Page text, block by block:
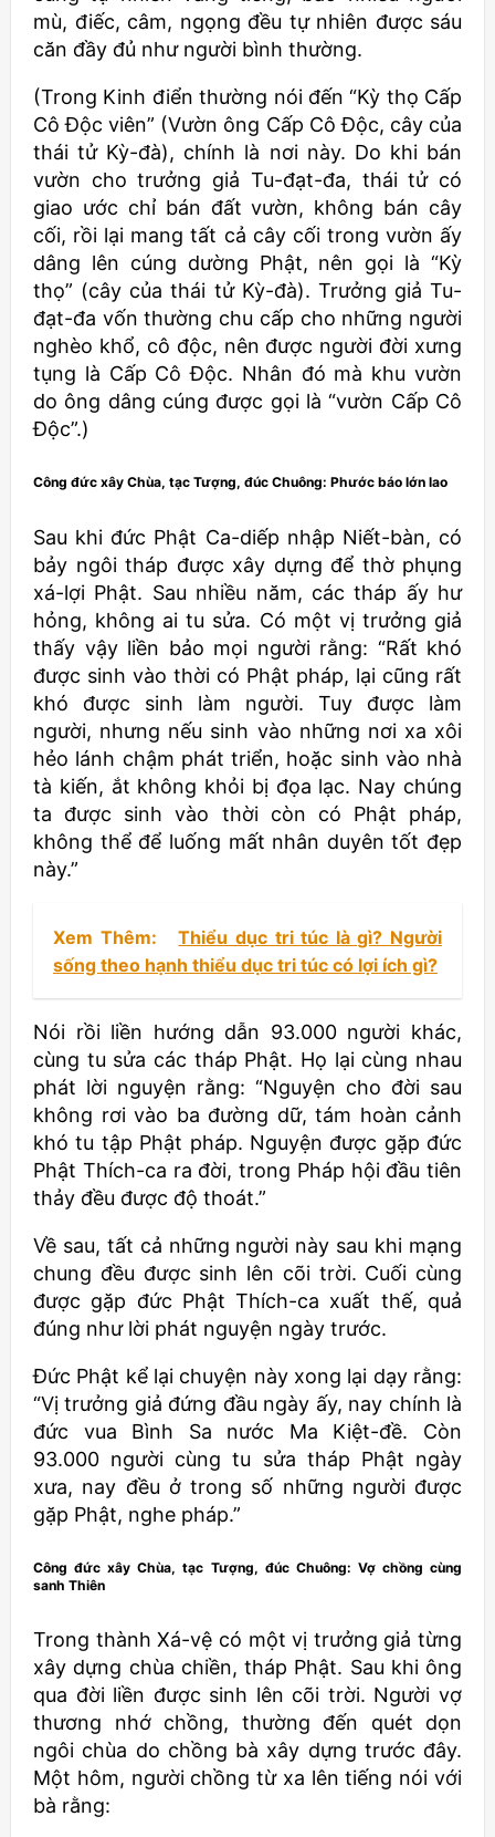
mù, điếc, câm, ngọng đều tự nhiên được sáu
căn đầy đủ như người bình thường.
(Trong Kinh điển thường nói đến “Kỳ thọ Cấp
Cô Độc viên” (Vườn ông Cấp Cô Độc, cây của
thái tử Kỳ-đà), chính là nơi này. Do khi bán
vườn cho trưởng giả Tu-đạt-đa, thái tử có
giao ước chỉ bán đất vườn, không bán cây
cối, rồi lại mang tất cả cây cối trong vườn ấy
dâng lên cúng dường Phật, nên gọi là “Kỳ
thọ” (cây của thái tử Kỳ-đà). Trưởng giả Tu-
đạt-đa vốn thường chu cấp cho những người
nghèo khổ, cô độc, nên được người đời xưng
tụng là Cấp Cô Độc. Nhân đó mà khu vườn
do ông dâng cúng được gọi là “vườn Cấp Cô
Độc”.)
Công đức xây Chùa, tạc Tượng, đúc Chuông: Phước báo lớn lao
Sau khi đức Phật Ca-diếp nhập Niết-bàn, có
bảy ngôi tháp được xây dựng để thờ phụng
xá-lợi Phật. Sau nhiều năm, các tháp ấy hư
hỏng, không ai tu sửa. Có một vị trưởng giả
thấy vậy liền bảo mọi người rằng: “Rất khó
được sinh vào thời có Phật pháp, lại cũng rất
khó được sinh làm người. Tuy được làm
người, nhưng nếu sinh vào những nơi xa xôi
hẻo lánh chậm phát triển, hoặc sinh vào nhà
tà kiến, ắt không khỏi bị đọa lạc. Nay chúng
ta được sinh vào thời còn có Phật pháp,
không thể để luống mất nhân duyên tốt đẹp
này.”
Xem Thêm:
Thiểu dục tri túc là gì? Người
sống theo hạnh thiểu dục tri túc có lợi ích gì?
Nói rồi liền hướng dẫn 93.000 người khác,
cùng tu sửa các tháp Phật. Họ lại cùng nhau
phát lời nguyện rằng: “Nguyện cho đời sau
không rơi vào ba đường dữ, tám hoàn cảnh
khó tu tập Phật pháp. Nguyện được gặp đức
Phật Thích-ca ra đời, trong Pháp hội đầu tiên
thảy đều được độ thoát.”
Về sau, tất cả những người này sau khi mạng
chung đều được sinh lên cõi trời. Cuối cùng
được gặp đức Phật Thích-ca xuất thế, quả
đúng như lời phát nguyện ngày trước.
Đức Phật kể lại chuyện này xong lại dạy rằng:
“Vị trưởng giả đứng đầu ngày ấy, nay chính là
đức vua Bình Sa nước Ma Kiệt-đề. Còn
93.000 người cùng tu sửa tháp Phật ngày
xưa, nay đều ở trong số những người được
gặp Phật, nghe pháp.”
Công đức xây Chùa, tạc Tượng, đúc Chuông: Vợ chồng cùng
sanh Thiên
Trong thành Xá-vệ có một vị trưởng giả từng
xây dựng chùa chiền, tháp Phật. Sau khi ông
qua đời liền được sinh lên cõi trời. Người vợ
thương nhớ chồng, thường đến quét dọn
ngôi chùa do chồng bà xây dựng trước đây.
Một hôm, người chồng từ xa lên tiếng nói với
bà rằng: